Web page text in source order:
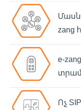
zang
e-
Ոչ